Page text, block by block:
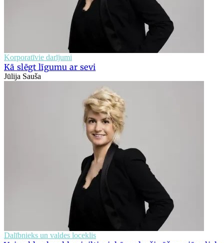
Korporatīvie darījumi
Kā slēgt līgumu ar sevi
Jūlija Sauša
Dalībnieks un valdes loceklis